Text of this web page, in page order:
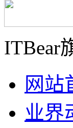
ITBear
网站
业界